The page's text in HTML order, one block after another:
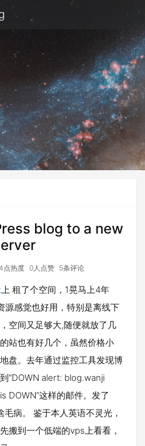
blog to a new
点热度 0人点赞 5条评论
上 租了个空间，1晃马上4年
源感觉也好用，特别是离线下
空间又足够大,随便就放了几
站也有好几个，虽然价格小
盘。去年通过监控工具发现博
“DOWN alert: blog.wanji
DOWN”这样的邮件。发了
病。 鉴于本人英语不灵光，
搬到一个低端的vps上看看，